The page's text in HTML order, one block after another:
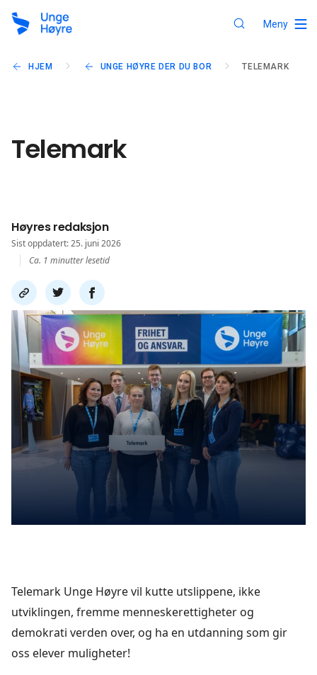
Meny
HJEM UNGE HØYRE DER DU BOR TELEMARK
Telemark
Høyres redaksjon
Sist oppdatert: 25. juni 2026
Ca. 1 minutter lesetid
Del
link
Del
på
twitter
Del
på
facebook
Telemark Unge Høyre vil kutte utslippene, ikke
utviklingen, fremme menneskerettigheter og
demokrati verden over, og ha en utdanning som gir
oss elever muligheter!